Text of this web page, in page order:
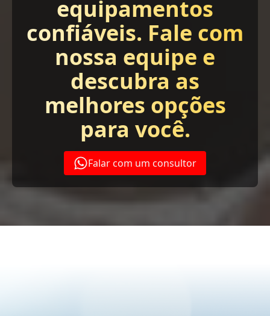
equipamentos
confiáveis. Fale com
nossa equipe e
descubra as
melhores opções
para você.
Falar com um consultor